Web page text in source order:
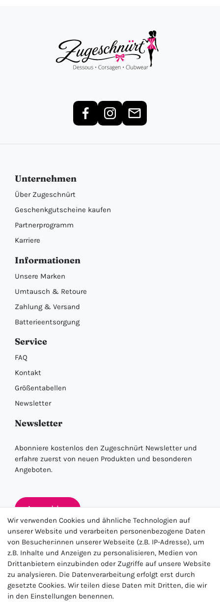
Unternehmen
Über Zugeschnürt
Geschenkgutscheine kaufen
Partnerprogramm
Karriere
Informationen
Unsere Marken
Umtausch & Retoure
Zahlung & Versand
Batterieentsorgung
Service
FAQ
Kontakt
Größentabellen
Newsletter
Newsletter
Abonniere kostenlos den Zugeschnürt Newsletter und
erfahre zuerst von neuen Produkten und besonderen
Angeboten.
Anmelden
★★★★★
4.5 / 5.0 (23.143)
Wir verwenden Cookies und ähnliche Technologien auf
unserer Website und verarbeiten personenbezogene Daten
von Besucher:innen unserer Webseite (z.B. IP-Adresse), um
z.B. Inhalte und Anzeigen zu personalisieren, Medien von
Drittanbietern einzubinden oder Zugriffe auf unsere Website
zu analysieren. Die Datenverarbeitung erfolgt erst durch
gesetzte Cookies. Wir teilen diese Daten mit Dritten, die wir
in den Einstellungen benennen.